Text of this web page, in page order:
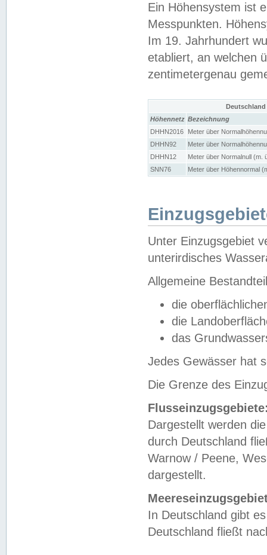
Ein Höhensystem ist
Messpunkten.
Im 19. Jahrhundert
etabliert, an welchen
zentimetergenau
Höhennetz Bezeichnung
DHHN2016
Meter über
DHHN92
Meter über
DHHN12
Meter über Normalnull (m.
SNN76
Meter über Höhennormal
Unter Einzugsgebiet
unterirdisches
Allgemeine
die
die
das
Jedes Gewässer hat
Die Grenze des
Dargestellt werden
durch Deutschland
Warnow / Peene,
dargestellt.
In Deutschland gibt
Deutschland fließt